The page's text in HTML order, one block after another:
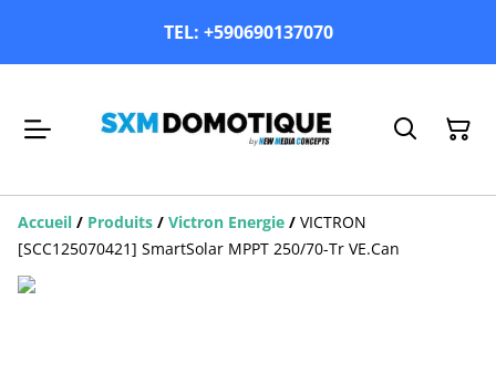
TEL: +590690137070
Accueil / Produits / Victron Energie / VICTRON
[SCC125070421] SmartSolar MPPT 250/70-Tr VE.Can